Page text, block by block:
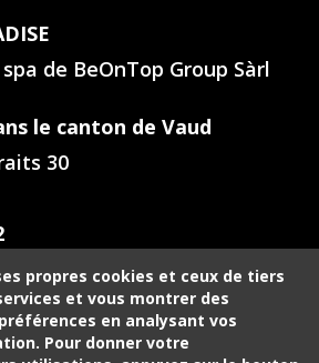
propres cookies et ceux de tiers
et vous montrer des
en analysant vos
Pour donner votre
de BeOnTop Group Sàrl
le canton de Vaud
30
Valais